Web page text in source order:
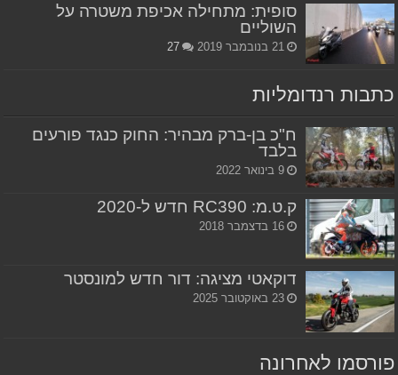
סופית: מתחילה אכיפת משטרה על
השוליים
21 בנובמבר 2019 27
כתבות רנדומליות
ח"כ בן-ברק מבהיר: החוק כנגד פורעים
בלבד
9 בינואר 2022
ק.ט.מ: RC390 חדש ל-2020
16 בדצמבר 2018
דוקאטי מציגה: דור חדש למונסטר
23 באוקטובר 2025
פורסמו לאחרונה